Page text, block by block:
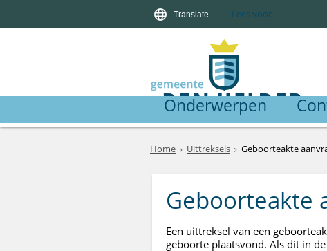
Translate Lees voor
Onderwerpen
Home Uittreksels Geboorteakte
Geboorteakte
Een uittreksel van een
geboorte plaatsvond. Als dit in